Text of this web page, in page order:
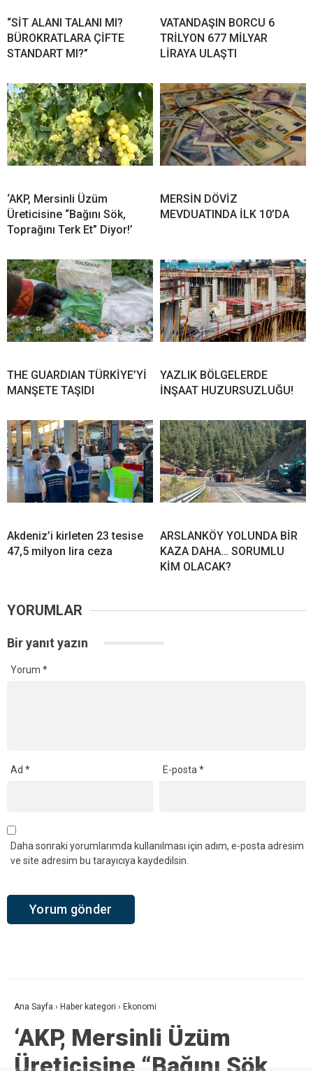
“SİT ALANI TALANI MI?
BÜROKRATLARA ÇİFTE
STANDART MI?”
VATANDAŞIN BORCU 6
TRİLYON 677 MİLYAR
LİRAYA ULAŞTI
‘AKP, Mersinli Üzüm
Üreticisine “Bağını Sök,
Toprağını Terk Et” Diyor!’
MERSİN DÖVİZ
MEVDUATINDA İLK 10’DA
THE GUARDIAN TÜRKİYE’Yİ
MANŞETE TAŞIDI
YAZLIK BÖLGELERDE
İNŞAAT HUZURSUZLUĞU!
Akdeniz’i kirleten 23 tesise
47,5 milyon lira ceza
ARSLANKÖY YOLUNDA BİR
KAZA DAHA… SORUMLU
KİM OLACAK?
YORUMLAR
Bir yanıt yazın
Yorum *
Ad * E-posta*
Daha sonraki yorumlarımda kullanılması için adım, e-posta adresim
ve site adresim bu tarayıcıya kaydedilsin.
Ana Sayfa › Haber kategori › Ekonomi
‘AKP, Mersinli Üzüm